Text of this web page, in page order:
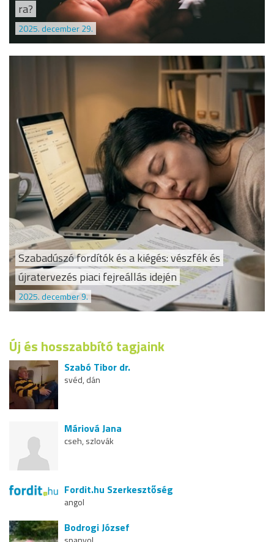
ra?
2025. december 29.
Szabadúszó fordítók és a kiégés: vészfék és
újratervezés piaci fejreállás idején
2025. december 9.
Új és hosszabbító tagjaink
Szabó Tibor dr.
svéd, dán
Máriová Jana
cseh, szlovák
Fordit.hu Szerkesztőség
angol
Bodrogi József